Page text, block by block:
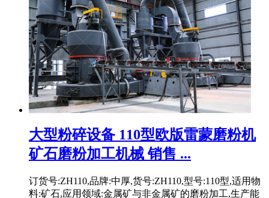
大型粉碎设备 110型欧版雷蒙磨粉机
矿石磨粉加工机械 销售 ...
订货号:ZH110,品牌:中厚,货号:ZH110,型号:110型,适用物
料:矿石,应用领域:金属矿与非金属矿的磨粉加工,生产能